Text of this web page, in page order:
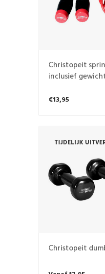
Christopeit
inclusief
€13,95
TIJDELIJK
Christopeit